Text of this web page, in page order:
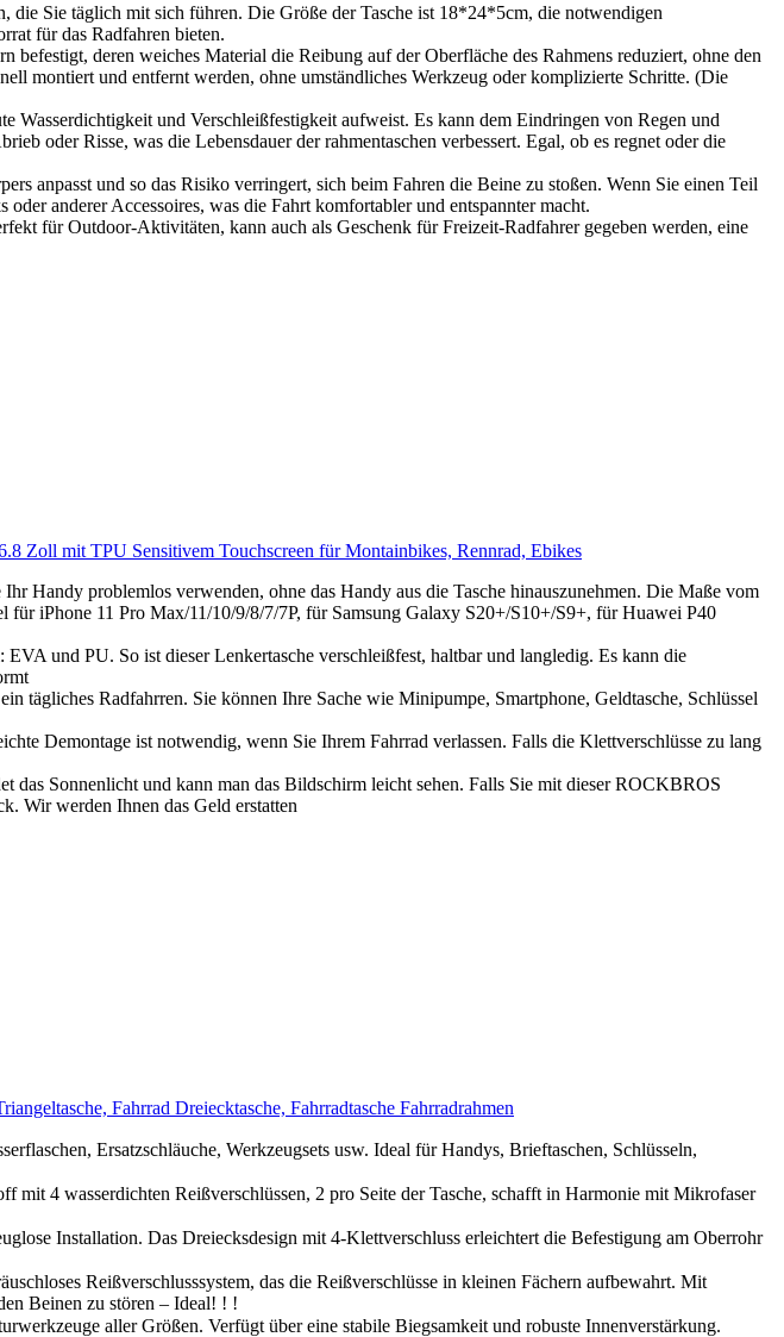
die Sie täglich mit sich führen. Die Größe der Tasche ist 18*24*5cm, die notwendigen
für das Radfahren bieten.
deren weiches Material die Reibung auf der Oberfläche des Rahmens reduziert, ohne den
montiert und entfernt werden, ohne umständliches Werkzeug oder komplizierte Schritte. (Die
Wasserdichtigkeit und Verschleißfestigkeit aufweist. Es kann dem Eindringen von Regen und
oder Risse, was die Lebensdauer der rahmentaschen verbessert. Egal, ob es regnet oder die
anpasst und so das Risiko verringert, sich beim Fahren die Beine zu stoßen. Wenn Sie einen Teil
anderer Accessoires, was die Fahrt komfortabler und entspannter macht.
für Outdoor-Aktivitäten, kann auch als Geschenk für Freizeit-Radfahrer gegeben werden, eine
Zoll mit TPU Sensitivem Touchscreen für Montainbikes, Rennrad, Ebikes
Handy problemlos verwenden, ohne das Handy aus die Tasche hinauszunehmen. Die Maße vom
iPhone 11 Pro Max/11/10/9/8/7/7P, für Samsung Galaxy S20+/S10+/S9+, für Huawei P40
und PU. So ist dieser Lenkertasche verschleißfest, haltbar und langledig. Es kann die
Radfahrren. Sie können Ihre Sache wie Minipumpe, Smartphone, Geldtasche, Schlüssel
Demontage ist notwendig, wenn Sie Ihrem Fahrrad verlassen. Falls die Klettverschlüsse zu lang
Sonnenlicht und kann man das Bildschirm leicht sehen. Falls Sie mit dieser ROCKBROS
Wir werden Ihnen das Geld erstatten
Fahrrad Dreiecktasche, Fahrradtasche Fahrradrahmen
Ersatzschläuche, Werkzeugsets usw. Ideal für Handys, Brieftaschen, Schlüsseln,
4 wasserdichten Reißverschlüssen, 2 pro Seite der Tasche, schafft in Harmonie mit Mikrofaser
Installation. Das Dreiecksdesign mit 4-Klettverschluss erleichtert die Befestigung am Oberrohr
Reißverschlusssystem, das die Reißverschlüsse in kleinen Fächern aufbewahrt. Mit
Beinen zu stören – Ideal! ! !
aller Größen. Verfügt über eine stabile Biegsamkeit und robuste Innenverstärkung.